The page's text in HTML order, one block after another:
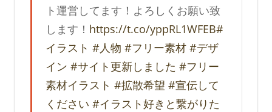
ト運営してます！よろしくお願い致
します！ https://t.co/yppRL1WFEB#
イラスト #人物 #フリー素材 #デザ
イン #サイト更新しました #フリー
素材イラスト #拡散希望 #宣伝して
ください #イラスト好きと繋がりた